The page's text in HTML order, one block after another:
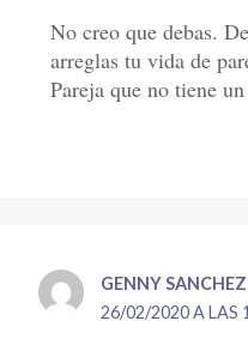
No creo que debas.
arreglas tu vida de
Pareja que no tiene
GENNY SANCHEZ
26/02/2020 A LAS